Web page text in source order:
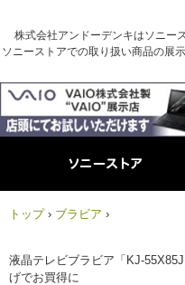
株式会社アンドーデンキはソニー
ソニーストアでの取り扱い商品の展
トップ › ブラビア ›
液晶テレビブラビア「KJ-
げでお買得に